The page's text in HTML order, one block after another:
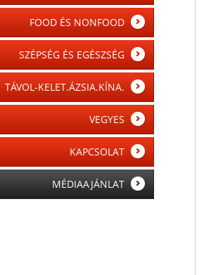
FOOD ÉS NONFOOD
SZÉPSÉG ÉS EGÉSZSÉG
TÁVOL-KELET.ÁZSIA.KÍNA.
VEGYES
KAPCSOLAT
MÉDIAAJÁNLAT